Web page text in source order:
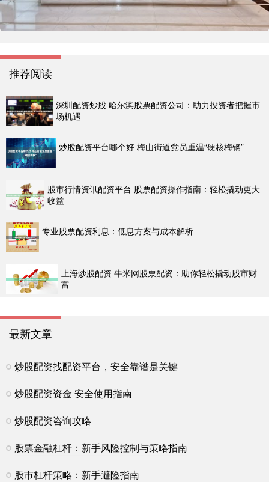
推荐阅读
深圳配资炒股 哈尔滨股票配资公司：助力投资者把握市
场机遇
炒股配资平台哪个好 梅山街道党员重温“硬核梅钢”
股市行情资讯配资平台 股票配资操作指南：轻松撬动更大
收益
专业股票配资利息：低息方案与成本解析
上海炒股配资 牛米网股票配资：助你轻松撬动股市财
富
最新文章
炒股配资找配资平台，安全靠谱是关键
炒股配资资金 安全使用指南
炒股配资咨询攻略
股票金融杠杆：新手风险控制与策略指南
股市杠杆策略：新手避险指南